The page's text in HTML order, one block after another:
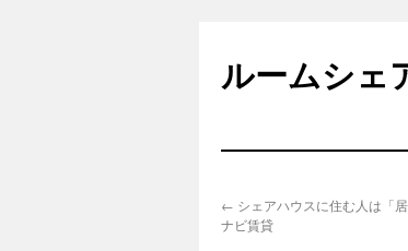
content
ルームシェ
← シェアハウスに住む人は「
ナビ賃貸